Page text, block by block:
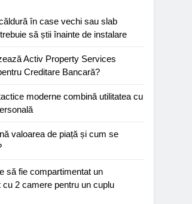
în case vechi sau slab
să știi înainte de instalare
Activ Property Services
Creditare Bancară?
moderne combină utilitatea cu
valoarea de piață și cum se
să fie compartimentat un
cu 2 camere pentru un cuplu